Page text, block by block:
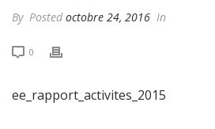
By Posted octobre 24, 2016 In
0
ee_rapport_activites_2015